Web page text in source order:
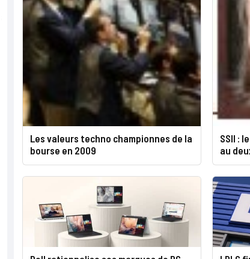
Les valeurs techno championnes de la
bourse en 2009
SSII :
au